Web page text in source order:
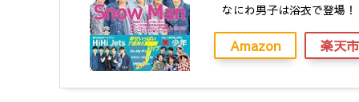
なにわ男子は浴衣で登場！
Amazon 楽天